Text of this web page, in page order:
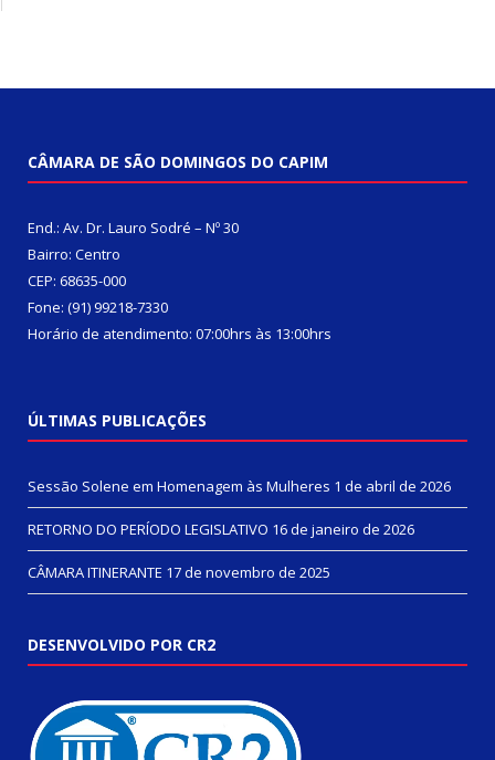
CÂMARA DE SÃO DOMINGOS DO CAPIM
End.: Av. Dr. Lauro Sodré – Nº 30
Bairro: Centro
CEP: 68635-000
Fone: (91) 99218-7330
Horário de atendimento: 07:00hrs às 13:00hrs
ÚLTIMAS PUBLICAÇÕES
Sessão Solene em Homenagem às Mulheres 1 de abril de 2026
RETORNO DO PERÍODO LEGISLATIVO 16 de janeiro de 2026
CÂMARA ITINERANTE 17 de novembro de 2025
DESENVOLVIDO POR CR2